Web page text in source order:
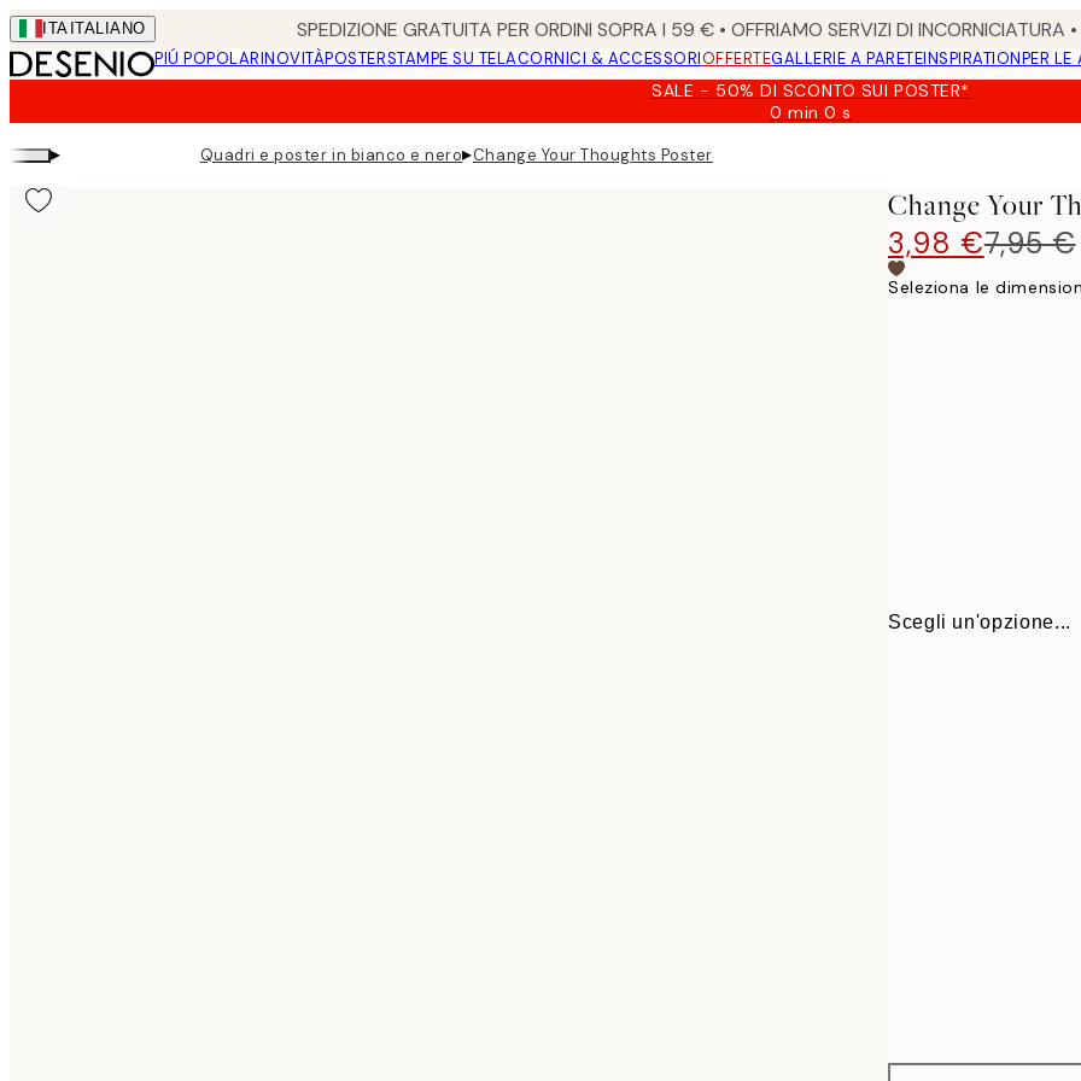
Skip
to
main
ITA ITALIANO SPEDIZIONE GRATUITA PER ORDINI SOPRA I 59 € • OFFRIAMO SERVIZI DI
PIÚ POPOLARINOVITÀPOSTERSTAMPE SU TELACORNICI & ACCESSORIOFFERTEGALLERIE A PARETEINSPIRATIONPER LE
SALE - 50% DI SCONTO SUI POSTER*
0 min0 s
Valido
▸ Quadri e poster in bianco e nero▸Change Your Thoughts Poster
Change Your
3,98 €7,95 €
Seleziona le
Scegli un'opzione...